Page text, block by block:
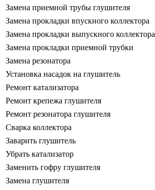
Замена приемной трубы глушителя
Замена прокладки впускного коллектора
Замена прокладки выпускного коллектора
Замена прокладки приемной трубки
Замена резонатора
Установка насадок на глушитель
Ремонт катализатора
Ремонт крепежа глушителя
Ремонт резонатора глушителя
Сварка коллектора
Заварить глушитель
Убрать катализатор
Заменить гофру глушителя
Замена глушителя